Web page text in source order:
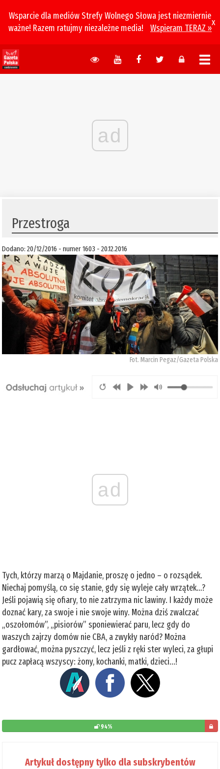
Wsparcie dla mediów Strefy Wolnego Słowa jest niezmiernie
ważne! Razem ratujmy niezależne media!
Wspieram TERAZ »
x
ad
Przestroga
Dodano: 20/12/2016 - numer 1603 - 20.12.2016
Fot. Marcin Pegaz/Gazeta Polska
ad
Tych, którzy marzą o Majdanie, proszę o jedno – o rozsądek.
Niechaj pomyślą, co się stanie, gdy się wyleje cały wrzątek…?
Jeśli pojawią się ofiary, to nie zatrzyma nic lawiny. I każdy może
doznać kary, za swoje i nie swoje winy. Można dziś zwalczać
„oszołomów”, „pisiorów” sponiewierać paru, lecz gdy do
waszych zajrzy domów nie CBA, a zwykły naród? Można
gardłować, można pyszczyć, lecz jeśli z ręki ster wyleci, za głupi
pucz zapłacą wszyscy: żony, kochanki, matki, dzieci...!
94%
Artykuł dostępny tylko dla subskrybentów